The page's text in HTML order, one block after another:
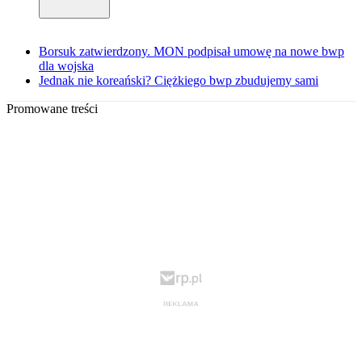
Borsuk zatwierdzony. MON podpisał umowę na nowe bwp
dla wojska
Jednak nie koreański? Ciężkiego bwp zbudujemy sami
Promowane treści